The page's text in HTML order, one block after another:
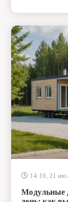
Модульные
день: как
обратить